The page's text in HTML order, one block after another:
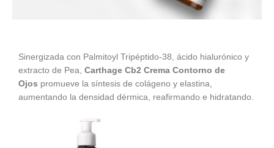
Sinergizada con Palmitoyl Tripéptido-38, ácido hialurónico y
extracto de Pea, Carthage Cb2 Crema Contorno de
Ojos promueve la síntesis de colágeno y elastina,
aumentando la densidad dérmica, reafirmando e hidratando.